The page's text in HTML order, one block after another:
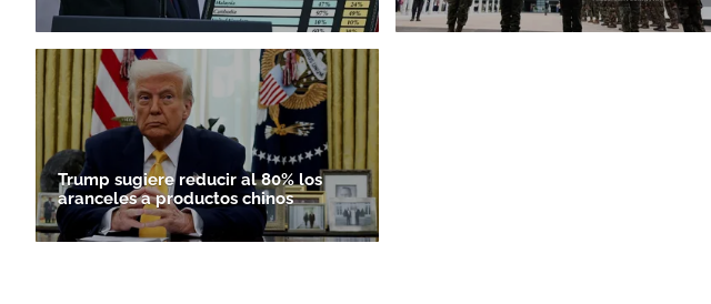
Trump sugiere reducir al 80% los
aranceles a productos chinos